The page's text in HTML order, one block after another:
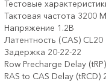
Тестовые
Тактовая частота 3200
Напряжение 1.2В
Латентность (CAS) CL20
Задержка 20-22-22
Row Precharge Delay
RAS to CAS Delay (tRCD)